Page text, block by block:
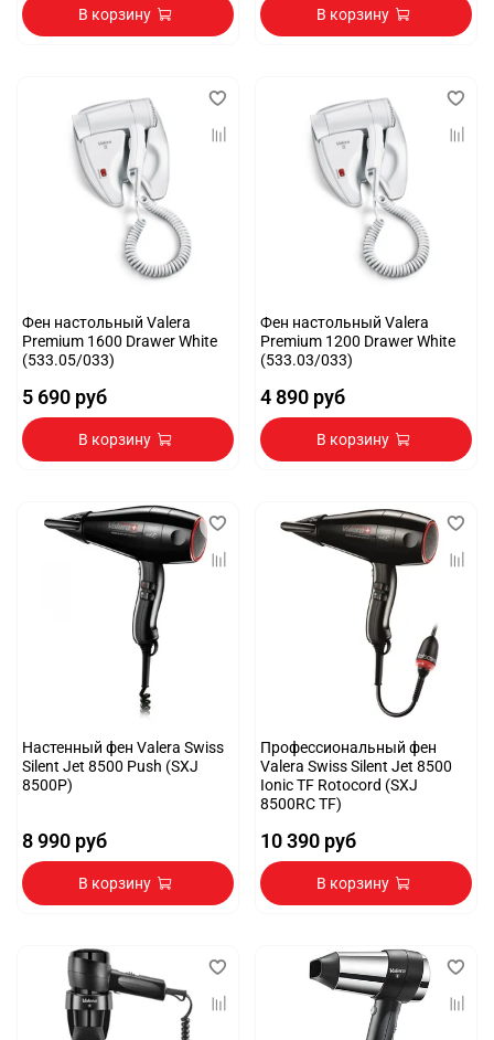
В корзину В корзину
Фен настольный Valera
Premium 1600 Drawer White
(533.05/033)
5 690 руб
В корзину
Фен настольный Valera
Premium 1200 Drawer White
(533.03/033)
4 890 руб
В корзину
Настенный фен Valera Swiss
Silent Jet 8500 Push (SXJ
8500P)
8 990 руб
В корзину
Профессиональный фен
Valera Swiss Silent Jet 8500
Ionic TF Rotocord (SXJ
8500RC TF)
10 390 руб
В корзину